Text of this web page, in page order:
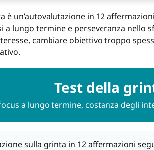
è un’autovalutazione in 12
a lungo termine e perseveranza nello
cambiare obiettivo troppo
Test della
a lungo termine, costanza degli
sulla grinta in 12 affermazioni